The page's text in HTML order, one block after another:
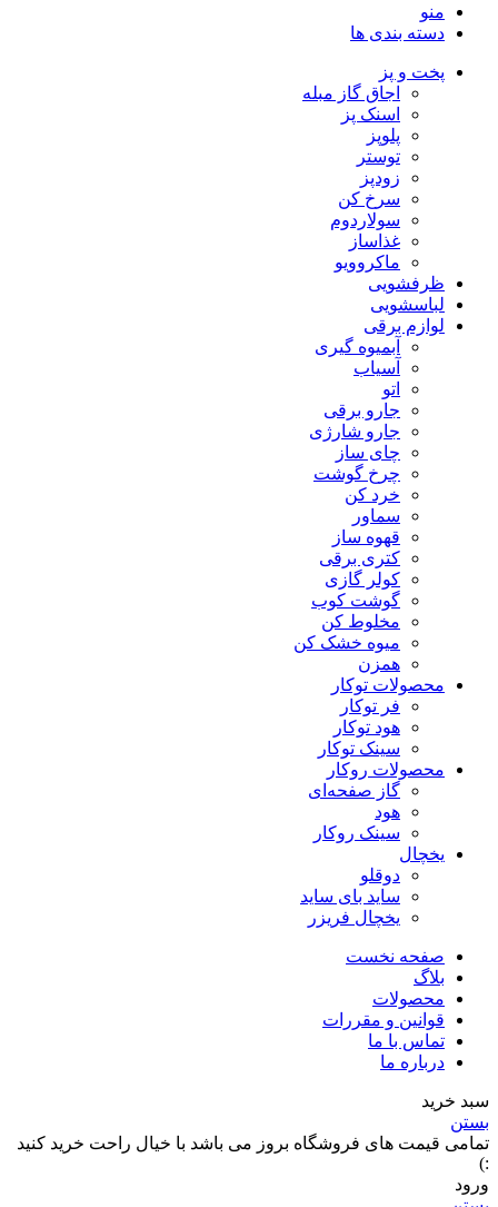
منو
دسته بندی ها
پخت و پز
اجاق گاز مبله
اسنک پز
پلوپز
توستر
زودپز
سرخ کن
سولاردوم
غذاساز
ماکروویو
ظرفشویی
لباسشویی
لوازم برقی
آبمیوه گیری
آسیاب
اتو
جارو برقی
جارو شارژی
چای ساز
چرخ گوشت
خرد کن
سماور
قهوه ساز
کتری برقی
کولر گازی
گوشت کوب
مخلوط کن
میوه خشک کن
همزن
محصولات توکار
فر توکار
هود توکار
سینک توکار
محصولات روکار
گاز صفحه‌ای
هود
سینک روکار
یخچال
دوقلو
ساید بای ساید
یخچال فریزر
صفحه نخست
بلاگ
محصولات
قوانین و مقررات
تماس با ما
درباره ما
سبد خرید
بستن
تمامی قیمت های فروشگاه بروز می باشد با خیال راحت خرید کنید
:)
ورود